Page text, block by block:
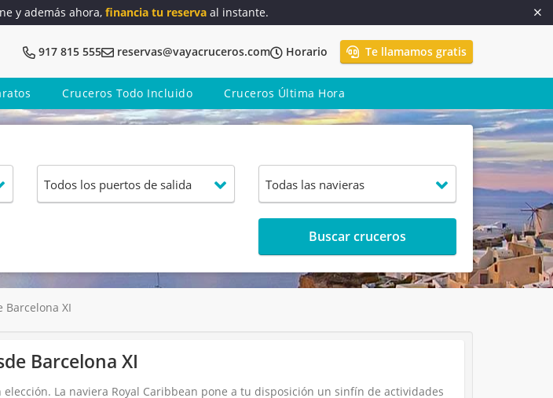
y además ahora, financia tu reserva al instante.
917 815 555 reservas@vayacruceros.com Horario Te llamamos gratis
Cruceros Todo Incluido Cruceros Última Hora
Buscar cruceros
XI
Barcelona XI
La naviera Royal Caribbean pone a tu disposición un sinfín de actividades